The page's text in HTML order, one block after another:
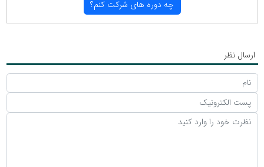
چه دوره های شركت كنم؟
ارسال نظر